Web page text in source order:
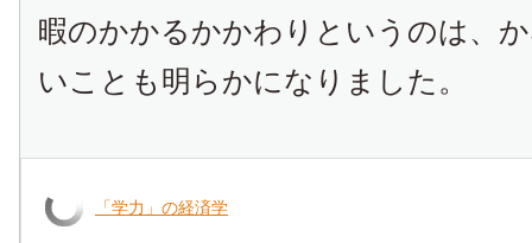
暇のかかるかかわりというのは、
いことも明らかになりました。
「学力」の経済学